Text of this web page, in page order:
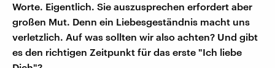
Worte. Eigentlich. Sie auszusprechen erfordert aber
großen Mut. Denn ein Liebesgeständnis macht uns
verletzlich. Auf was sollten wir also achten? Und gibt
es den richtigen Zeitpunkt für das erste "Ich liebe